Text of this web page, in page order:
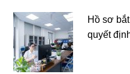
Hồ sơ
quyết